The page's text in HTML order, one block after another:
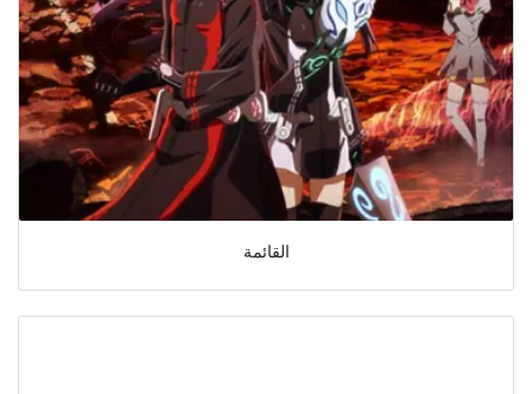
القائمة